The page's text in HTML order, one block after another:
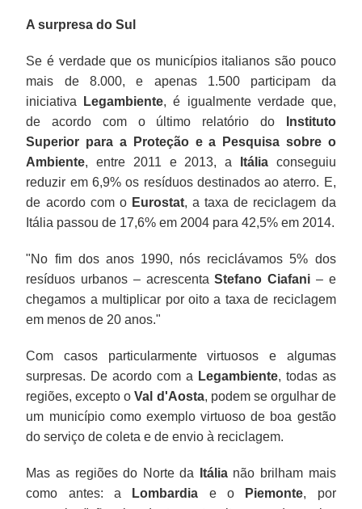
A surpresa do Sul
Se é verdade que os municípios italianos são pouco
mais de 8.000, e apenas 1.500 participam da
iniciativa
Legambiente, é igualmente verdade que,
de acordo com o último relatório do
Instituto
Superior para a Proteção e a Pesquisa sobre o
Ambiente, entre 2011 e 2013, a Itáliaconseguiu
reduzir em 6,9% os resíduos destinados ao aterro. E,
de acordo com o Eurostat, a taxa de reciclagem da
Itália passou de 17,6% em 2004 para 42,5% em 2014.
"No fim dos anos 1990, nós reciclávamos 5% dos
resíduos urbanos – acrescentaStefano Ciafani – e
chegamos a multiplicar por oito a taxa de reciclagem
em menos de 20 anos."
Com casos particularmente virtuosos e algumas
surpresas. De acordo com a Legambiente, todas as
regiões, excepto oVal d'Aosta, podem se orgulhar de
um município como exemplo virtuoso de boa gestão
do serviço de coleta e de envio à reciclagem.
Mas as regiões do Norte da Itálianão brilham mais
como antes: a
Lombardia e o Piemonte, por